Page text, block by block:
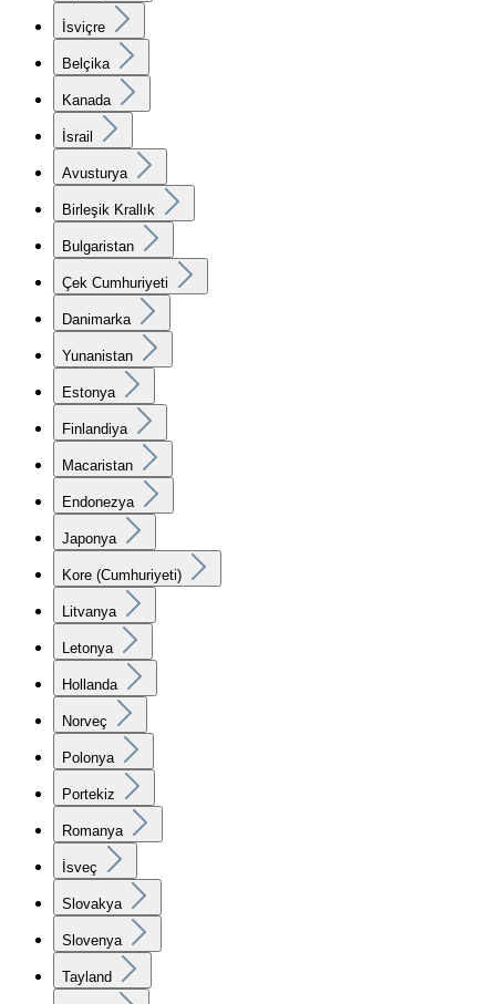
İsviçre
Belçika
Kanada
İsrail
Avusturya
Birleşik Krallık
Bulgaristan
Çek Cumhuriyeti
Danimarka
Yunanistan
Estonya
Finlandiya
Macaristan
Endonezya
Japonya
Kore (Cumhuriyeti)
Litvanya
Letonya
Hollanda
Norveç
Polonya
Portekiz
Romanya
İsveç
Slovakya
Slovenya
Tayland